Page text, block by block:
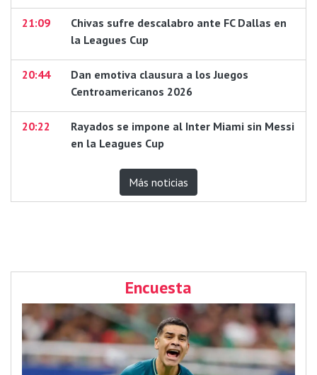
21:09
Chivas sufre descalabro ante FC Dallas en
la Leagues Cup
20:44
Dan emotiva clausura a los Juegos
Centroamericanos 2026
20:22
Rayados se impone al Inter Miami sin Messi
en la Leagues Cup
Más noticias
Encuesta